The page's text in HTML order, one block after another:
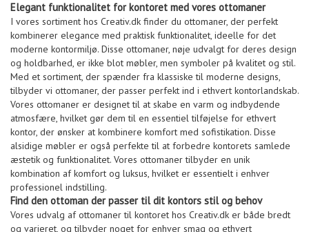
Elegant funktionalitet for kontoret med vores ottomaner
I vores sortiment hos Creativ.dk finder du ottomaner, der perfekt
kombinerer elegance med praktisk funktionalitet, ideelle for det
moderne kontormiljø. Disse ottomaner, nøje udvalgt for deres design
og holdbarhed, er ikke blot møbler, men symboler på kvalitet og stil.
Med et sortiment, der spænder fra klassiske til moderne designs,
tilbyder vi ottomaner, der passer perfekt ind i ethvert kontorlandskab.
Vores ottomaner er designet til at skabe en varm og indbydende
atmosfære, hvilket gør dem til en essentiel tilføjelse for ethvert
kontor, der ønsker at kombinere komfort med sofistikation. Disse
alsidige møbler er også perfekte til at forbedre kontorets samlede
æstetik og funktionalitet. Vores ottomaner tilbyder en unik
kombination af komfort og luksus, hvilket er essentielt i enhver
professionel indstilling.
Find den ottoman der passer til dit kontors stil og behov
Vores udvalg af ottomaner til kontoret hos Creativ.dk er både bredt
og varieret, og tilbyder noget for enhver smag og ethvert